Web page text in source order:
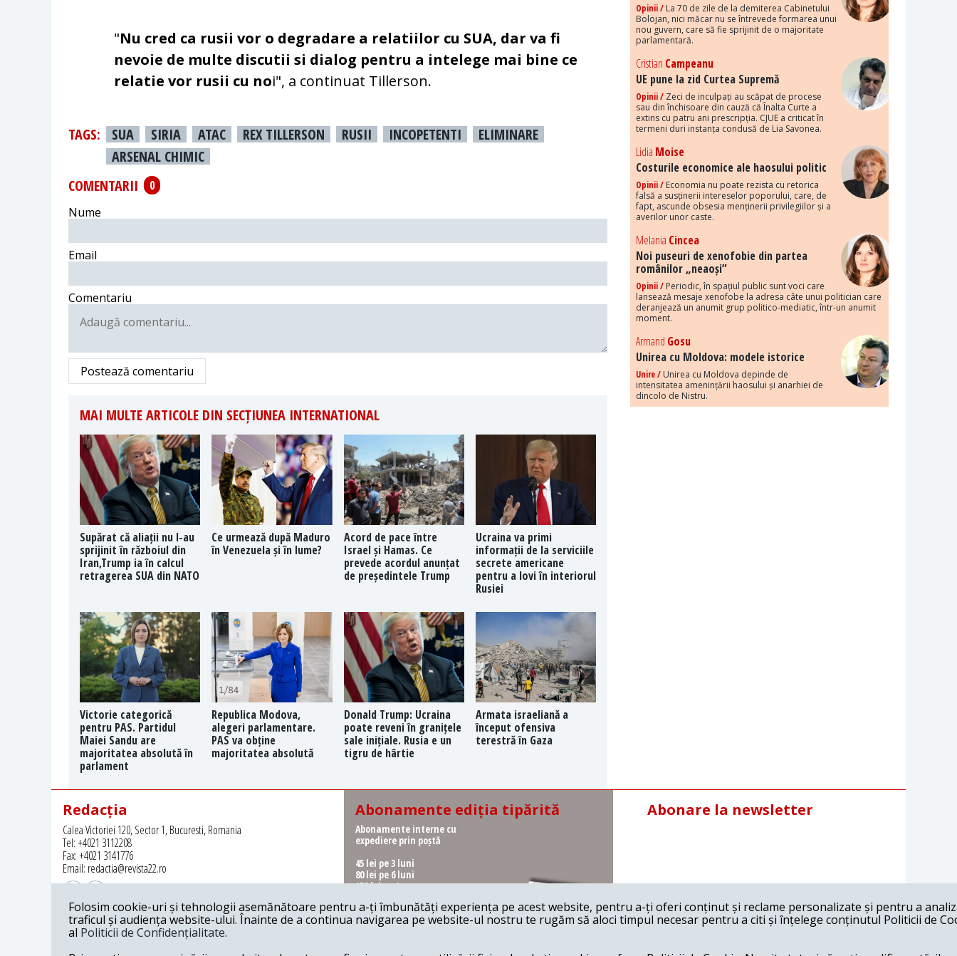
"Nu cred ca rusii vor o degradare a relatiilor cu SUA, dar va fi
nevoie de multe discutii si dialog pentru a intelege mai bine ce
relatie vor rusii cu noi", a continuat Tillerson.
TAGS: SUA SIRIA ATAC REX TILLERSON RUSII INCOPETENTI
ELIMINARE
ARSENAL CHIMIC
COMENTARII
0
Nume
Email
Comentariu
Postează comentariu
MAI MULTE ARTICOLE DIN SECȚIUNEA INTERNATIONAL
Supărat că aliații nu l-au
sprijinit în războiul din
Iran,Trump ia în calcul
retragerea SUA din NATO
Ce urmează după Maduro
în Venezuela și în lume?
Acord de pace între
Israel și Hamas. Ce
prevede acordul anunțat
de președintele Trump
Ucraina va primi
informații de la serviciile
secrete americane
pentru a lovi în interiorul
Rusiei
Victorie categorică
pentru PAS. Partidul
Maiei Sandu are
majoritatea absolută în
parlament
Republica Modova,
alegeri parlamentare.
PAS va obține
majoritatea absolută
Donald Trump: Ucraina
poate reveni în granițele
sale inițiale. Rusia e un
tigru de hârtie
Armata israeliană a
început ofensiva
terestră în Gaza
Opinii / La 70 de zile de la demiterea Cabinetului
Bolojan, nici măcar nu se întrevede formarea unui
nou guvern, care să fie sprijinit de o majoritate
parlamentară.
Cristian Campeanu
UE pune la zid Curtea Supremă
Opinii / Zeci de inculpați au scăpat de procese
sau din închisoare din cauză că Înalta Curte a
extins cu patru ani prescripția. CJUE a criticat în
termeni duri instanța condusă de Lia Savonea.
Lidia Moise
Costurile economice ale haosului politic
Opinii / Economia nu poate rezista cu retorica
falsă a susținerii intereselor poporului, care, de
fapt, ascunde obsesia menținerii privilegiilor și a
averilor unor caste.
Melania Cincea
Noi puseuri de xenofobie din partea
românilor „neaoși”
Opinii / Periodic, în spațiul public sunt voci care
lansează mesaje xenofobe la adresa câte unui politician care
deranjează un anumit grup politico-mediatic, într-un anumit
moment.
Armand Gosu
Unirea cu Moldova: modele istorice
Unire / Unirea cu Moldova depinde de
intensitatea amenințării haosului și anarhiei de
dincolo de Nistru.
Redacția
Calea Victoriei 120, Sector 1, Bucuresti, Romania
Tel: +4021 3112208
Fax: +4021 3141776
Email: redactia@revista22.ro
Revista 22 este editata de
Abonamente ediția tipărită
Abonamente interne cu
expediere prin poștă
45 lei pe 3 luni
80 lei pe 6 luni
150 lei pe 1 an
Abonamente interne cu
ridicare de la redacție
Abonare la newsletter
Folosim cookie-uri și tehnologii asemănătoare pentru a-ți îmbunătăți experiența pe acest website, pentru a-ți oferi conținut și reclame personalizate și pentru a
traficul și audiența website-ului. Înainte de a continua navigarea pe website-ul nostru te rugăm să aloci timpul necesar pentru a citi și înțelege conținutul Politicii de
al Politicii de Confidențialitate.